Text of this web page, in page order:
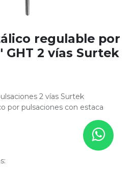
regulable por
GHT 2 vías Surtek
2 vías Surtek
por pulsaciones con estaca